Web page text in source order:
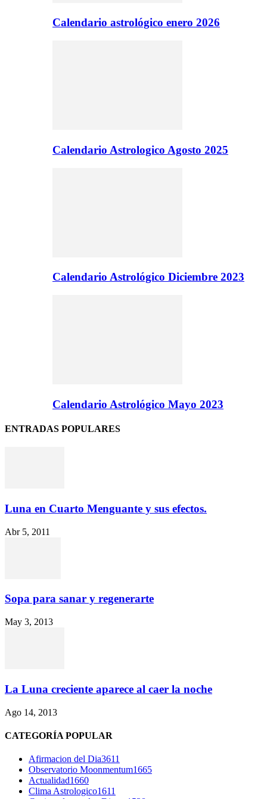
Calendario astrológico enero 2026
Calendario Astrologico Agosto 2025
Calendario Astrológico Diciembre 2023
Calendario Astrológico Mayo 2023
ENTRADAS POPULARES
Luna en Cuarto Menguante y sus efectos.
Abr 5, 2011
Sopa para sanar y regenerarte
May 3, 2013
La Luna creciente aparece al caer la noche
Ago 14, 2013
CATEGORÍA POPULAR
Afirmacion del Dia3611
Observatorio Moonmentum1665
Actualidad1660
Clima Astrologico1611